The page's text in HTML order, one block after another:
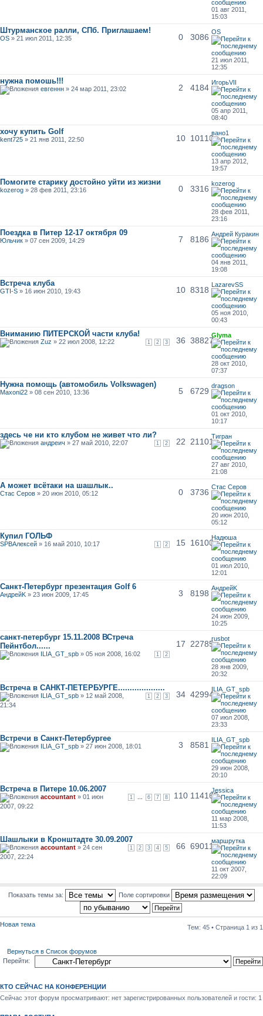
01 авг 2011,
15:03
Штурманское ралли, СПб. Приглашаем!
OS » 21 июл 2011, 12:35 0 3086
OS
21 июл 2011,
12:35
нужна помошь!!!
евгеннн » 24 мар 2011, 23:02 2 4184
ИгорьVII
05 апр 2011,
08:40
хочу купить Golf
kent725 » 21 янв 2011, 22:50 10 10110
вано1
13 апр 2012,
19:57
Помогите старику достойно уйти из жизни
kozerog » 28 фев 2011, 23:16 0 3316
kozerog
28 фев 2011,
23:16
Поездка в Питер 12-17 октября 09
Юльчик » 07 сен 2009, 14:29 7 8186
Андрей Куракин
04 янв 2011,
19:08
Встреча клуба
GTI-S » 16 июн 2010, 19:43 10 8318
LazarevSS
05 ноя 2010,
00:43
Вниманию ПИТЕРСКОЙ части клуба!
1 2 3
Zuz » 22 июл 2008, 12:22 36 38827
Glyma
28 окт 2010,
07:37
Нужна помощь (автомобиль Volkswagen)
Maxoni22 » 08 сен 2010, 13:36 5 6729
dragson
01 окт 2010,
10:17
здесь че ни кто клубом не живет что ли?
1 2
андреич » 27 май 2010, 22:07 22 21101
Тигран
27 авг 2010,
21:08
А может всётаки на шашлык..
Стас Серов » 20 июн 2010, 05:12 0 3736
Стас Серов
20 июн 2010,
05:12
Купил ГОЛЬФ
1 2
SPBАлексей » 16 май 2010, 10:17 15 16100
Надюша
01 июл 2010,
12:01
Санкт-Петербург презентация Golf 6
АндрейK » 23 июн 2009, 17:45 3 8198
АндрейK
24 июн 2009,
10:25
санкт-петербург 15.11.2008 ВСтреча
Пейнтбол......
1 2
ILIA_GT_spb » 05 ноя 2008, 16:02
17 22785
rusbot
28 янв 2009,
20:32
Встреча в САНКТ-ПЕТЕРБУРГЕ....................
1 2 3
ILIA_GT_spb » 12 май 2008,
21:34
34 42994
ILIA_GT_spb
07 июл 2008,
23:33
Встречи в Санкт-Петербургее
ILIA_GT_spb » 27 июн 2008, 18:01 3 8581
ILIA_GT_spb
29 июн 2008,
20:10
Встреча в Питере 10.06.2007
1 6 7 8
accountant » 01 июн
2007, 09:22
110 114165
Jessica
11 мар 2008,
11:53
Шашлыки в Кронштадте 30.09.2007
1 2 3 4 5
accountant » 24 сен
2007, 22:24
66 69011
маршрутка
11 окт 2007,
22:09
Показать темы за: Поле сортировки
Новая тема Тем: 45 • Страница 1 из 1
Вернуться в Список форумов
Перейти:
КТО СЕЙЧАС НА КОНФЕРЕНЦИИ
Сейчас этот форум просматривают: нет зарегистрированных пользователей и гости: 1